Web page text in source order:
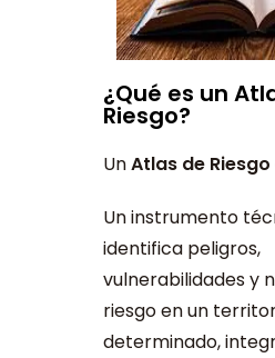
¿Qué es un
Riesgo?
UnAtlas de Riesgo
Un instrumento
identifica peligros,
vulnerabilidades y
riesgo en un
determinado,